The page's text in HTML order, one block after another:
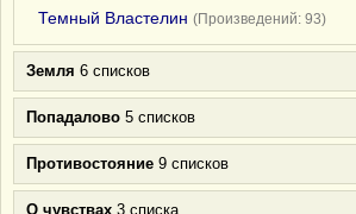
Темный Властелин (Произведений: 93)
Земля 6 списков
Попадалово 5 списков
Противостояние 9 списков
О чувствах 3 списка